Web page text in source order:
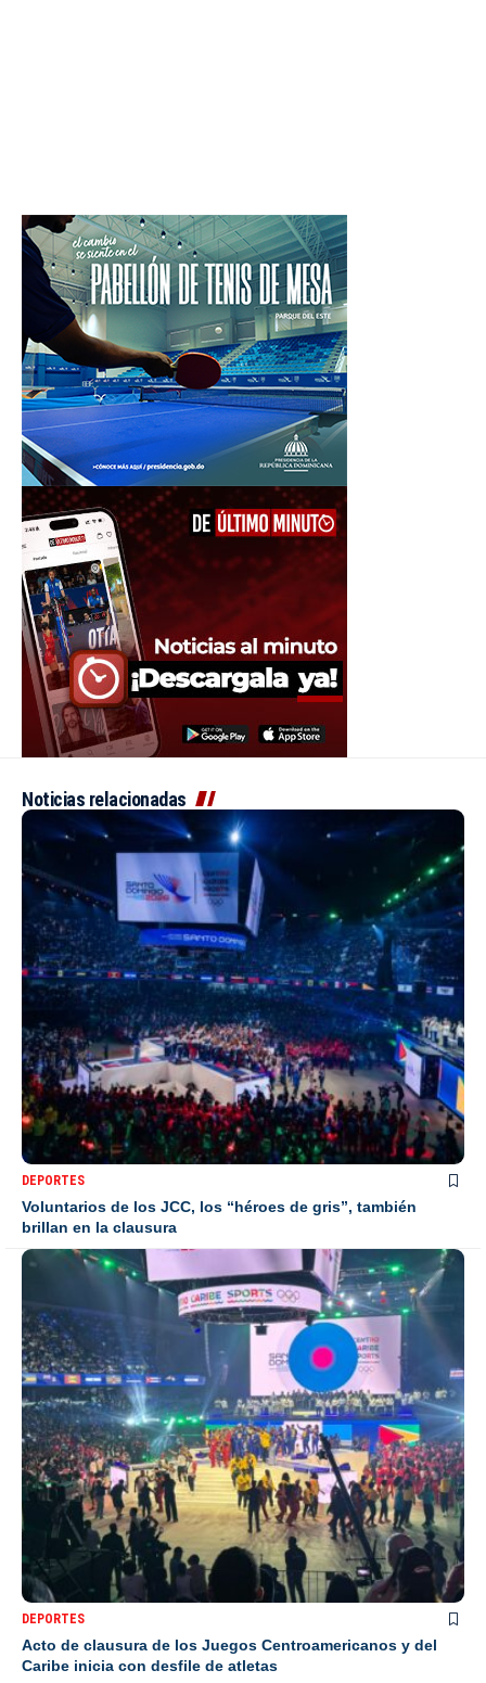
Noticias relacionadas
DEPORTES
Voluntarios de los JCC, los “héroes de gris”, también
brillan en la clausura
DEPORTES
Acto de clausura de los Juegos Centroamericanos y del
Caribe inicia con desfile de atletas